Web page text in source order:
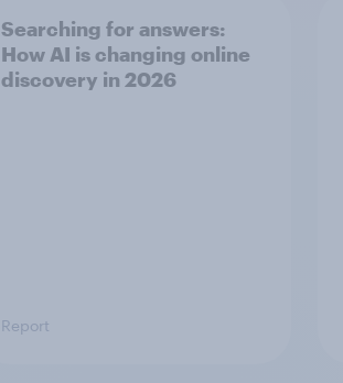
Searching for answers:
How AI is changing online
discovery in 2026
Report